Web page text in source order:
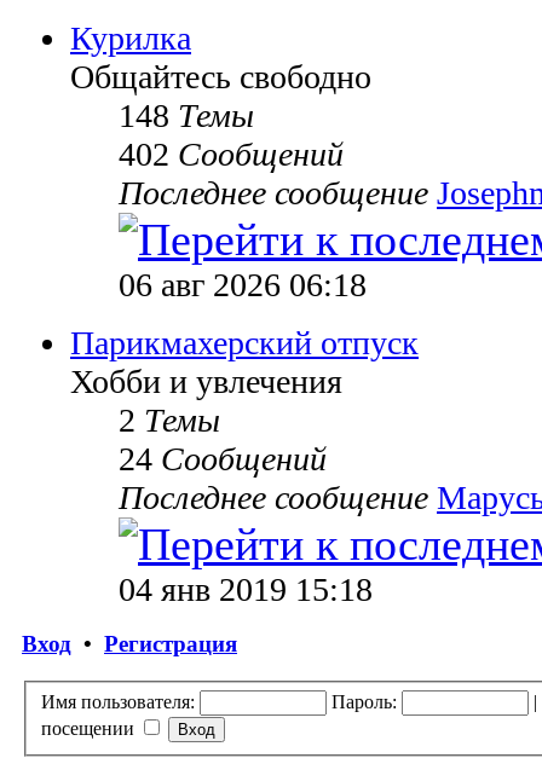
Курилка
Общайтесь свободно
148 Темы
402 Сообщений
Последнее сообщение
06 авг 2026 06:18
Парикмахерский отпуск
Хобби и увлечения
2 Темы
24 Сообщений
Последнее сообщение
04 янв 2019 15:18
Вход • Регистрация
Имя пользователя: Пароль:
|
посещении